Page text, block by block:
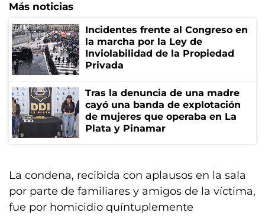
Más noticias
Incidentes frente al Congreso en
la marcha por la Ley de
Inviolabilidad de la Propiedad
Privada
Tras la denuncia de una madre
cayó una banda de explotación
de mujeres que operaba en La
Plata y Pinamar
La condena, recibida con aplausos en la sala
por parte de familiares y amigos de la víctima,
fue por homicidio quíntuplemente